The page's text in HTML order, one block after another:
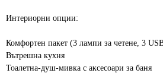
Интериорни опции:
Комфортен пакет (3 лампи за четене, 3
Вътрешна кухня
Тоалетна-душ-мивка с аксесоари за баня